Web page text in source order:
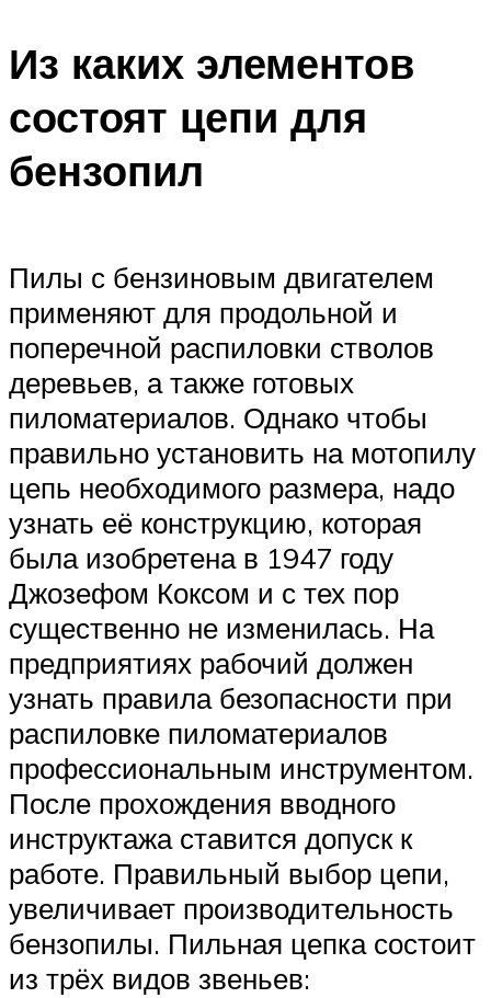
Из каких элементов
состоят цепи для
бензопил
Пилы с бензиновым двигателем
применяют для продольной и
поперечной распиловки стволов
деревьев, а также готовых
пиломатериалов. Однако чтобы
правильно установить на мотопилу
цепь необходимого размера, надо
узнать её конструкцию, которая
была изобретена в 1947 году
Джозефом Коксом и с тех пор
существенно не изменилась. На
предприятиях рабочий должен
узнать правила безопасности при
распиловке пиломатериалов
профессиональным инструментом.
После прохождения вводного
инструктажа ставится допуск к
работе. Правильный выбор цепи,
увеличивает производительность
бензопилы. Пильная цепка состоит
из трёх видов звеньев: